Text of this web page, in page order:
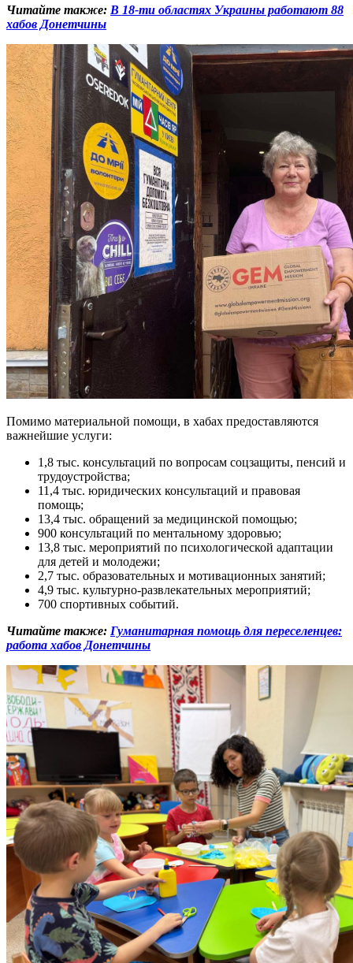
Читайте также: В 18-ти областях Украины работают 88
хабов Донетчины
Помимо материальной помощи, в хабах предоставляются
важнейшие услуги:
1,8 тыс. консультаций по вопросам соцзащиты, пенсий и
трудоустройства;
11,4 тыс. юридических консультаций и правовая
помощь;
13,4 тыс. обращений за медицинской помощью;
900 консультаций по ментальному здоровью;
13,8 тыс. мероприятий по психологической адаптации
для детей и молодежи;
2,7 тыс. образовательных и мотивационных занятий;
4,9 тыс. культурно-развлекательных мероприятий;
700 спортивных событий.
Читайте также: Гуманитарная помощь для переселенцев:
работа хабов Донетчины